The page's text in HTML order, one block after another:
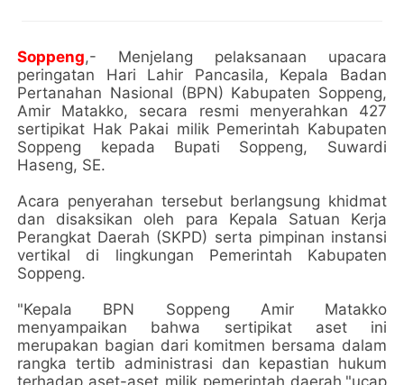
Soppeng,- Menjelang pelaksanaan upacara
peringatan Hari Lahir Pancasila, Kepala Badan
Pertanahan Nasional (BPN) Kabupaten Soppeng,
Amir Matakko, secara resmi menyerahkan 427
sertipikat Hak Pakai milik Pemerintah Kabupaten
Soppeng kepada Bupati Soppeng, Suwardi
Haseng, SE.
Acara penyerahan tersebut berlangsung khidmat
dan disaksikan oleh para Kepala Satuan Kerja
Perangkat Daerah (SKPD) serta pimpinan instansi
vertikal di lingkungan Pemerintah Kabupaten
Soppeng.
"Kepala BPN Soppeng Amir Matakko
menyampaikan bahwa sertipikat aset ini
merupakan bagian dari komitmen bersama dalam
rangka tertib administrasi dan kepastian hukum
terhadap aset-aset milik pemerintah daerah,"ucap